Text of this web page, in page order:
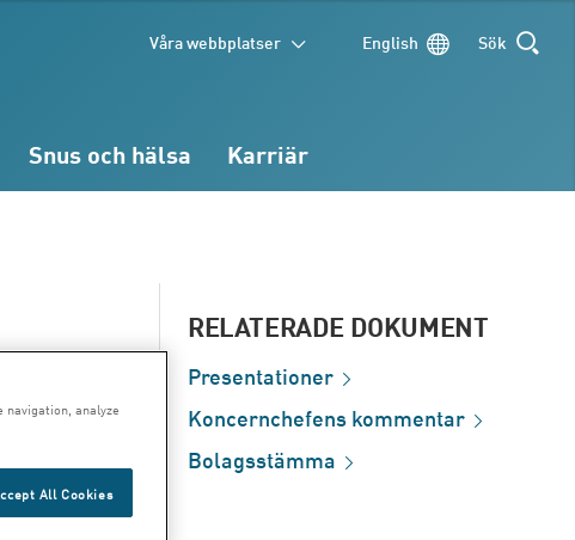
Våra webbplatser English Sök
Snus och hälsa Karriär
RELATERADE DOKUMENT
Presentationer
Koncernchefenskommentar
Bolagsstämma
navigation, analyze
All Cookies